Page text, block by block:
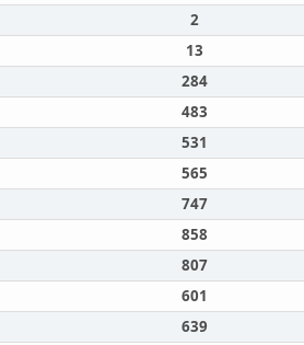
2
13
284
483
531
565
747
858
807
601
639